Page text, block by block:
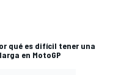
qué es difícil tener una
en MotoGP